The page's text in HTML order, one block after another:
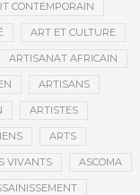
CONTEMPORAIN
ART ET CULTURE
ARTISANAT AFRICAIN
ARTISANS
ARTISTES
ARTS
VIVANTS ASCOMA